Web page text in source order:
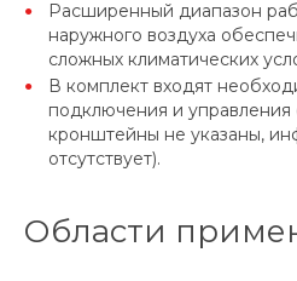
Расширенный диапазон
наружного воздуха
сложных климатических
В комплект входят
подключения и управления
кронштейны не указаны,
отсутствует).
Области